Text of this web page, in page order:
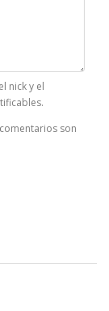
nick y el
son